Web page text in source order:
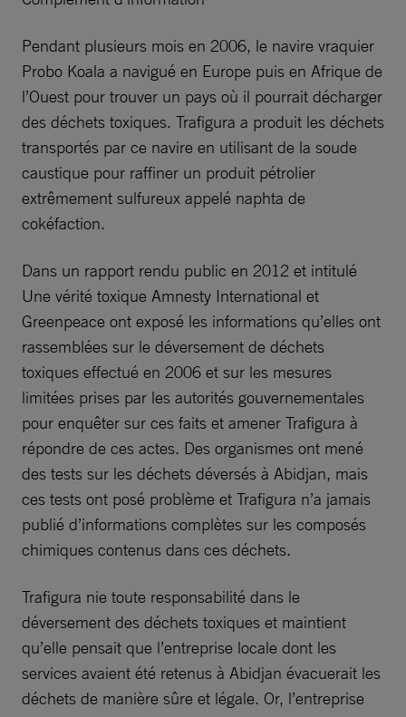
Pendant plusieurs mois en 2006, le navire vraquier
Probo Koala a navigué en Europe puis en Afrique de
l’Ouest pour trouver un pays où il pourrait décharger
des déchets toxiques. Trafigura a produit les déchets
transportés par ce navire en utilisant de la soude
caustique pour raffiner un produit pétrolier
extrêmement sulfureux appelé naphta de
cokéfaction.
Dans un rapport rendu public en 2012 et intitulé
Une vérité toxique Amnesty International et
Greenpeace ont exposé les informations qu’elles ont
rassemblées sur le déversement de déchets
toxiques effectué en 2006 et sur les mesures
limitées prises par les autorités gouvernementales
pour enquêter sur ces faits et amener Trafigura à
répondre de ces actes. Des organismes ont mené
des tests sur les déchets déversés à Abidjan, mais
ces tests ont posé problème et Trafigura n’a jamais
publié d’informations complètes sur les composés
chimiques contenus dans ces déchets.
Trafigura nie toute responsabilité dans le
déversement des déchets toxiques et maintient
qu’elle pensait que l’entreprise locale dont les
services avaient été retenus à Abidjan évacuerait les
déchets de manière sûre et légale. Or, l’entreprise